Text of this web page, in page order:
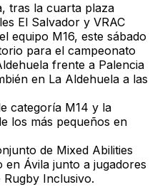
tras la cuarta plaza
El Salvador y VRAC
equipo M16, este sábado
para el campeonato
frente a Palencia
en La Aldehuela a las
categoría M14 y la
los más pequeños en
de Mixed Abilities
Ávila junto a jugadores
Inclusivo.